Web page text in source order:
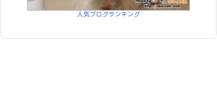
人気ブログランキング